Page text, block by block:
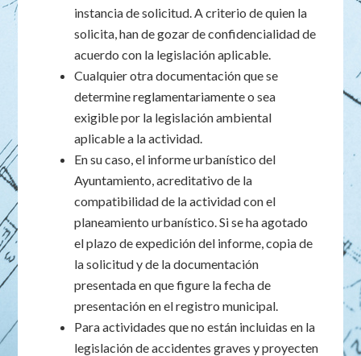
instancia de solicitud. A criterio de quien la
solicita, han de gozar de confidencialidad de
acuerdo con la legislación aplicable.
Cualquier otra documentación que se
determine reglamentariamente o sea
exigible por la legislación ambiental
aplicable a la actividad.
En su caso, el informe urbanístico del
Ayuntamiento, acreditativo de la
compatibilidad de la actividad con el
planeamiento urbanístico. Si se ha agotado
el plazo de expedición del informe, copia de
la solicitud y de la documentación
presentada en que figure la fecha de
presentación en el registro municipal.
Para actividades que no están incluidas en la
legislación de accidentes graves y proyecten